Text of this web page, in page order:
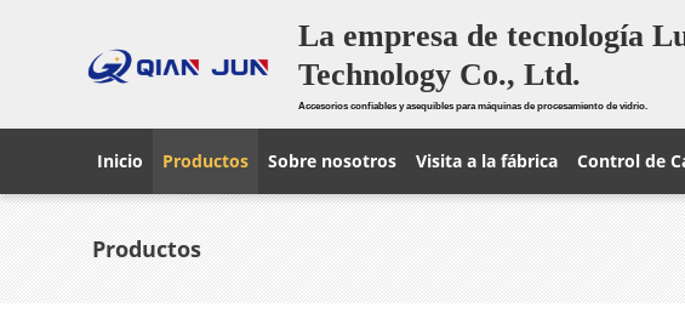
La empresa de tecnología
Technology Co., Ltd.
Accesorios confiables y asequibles para máquinas de procesamiento de vidrio.
Inicio Productos Sobre nosotros Visita a la fábrica Control de
Productos